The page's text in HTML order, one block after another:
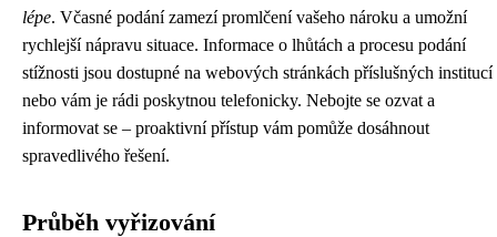
lépe. Včasné podání zamezí promlčení vašeho nároku a umožní
rychlejší nápravu situace. Informace o lhůtách a procesu podání
stížnosti jsou dostupné na webových stránkách příslušných institucí
nebo vám je rádi poskytnou telefonicky. Nebojte se ozvat a
informovat se – proaktivní přístup vám pomůže dosáhnout
spravedlivého řešení.
Průběh vyřizování